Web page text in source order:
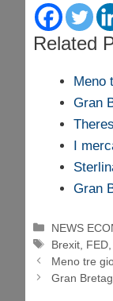
Related
Meno
Gran
I
Gran
Categorie
NEWS
Tag
Brexit FED
Meno tre
Gran